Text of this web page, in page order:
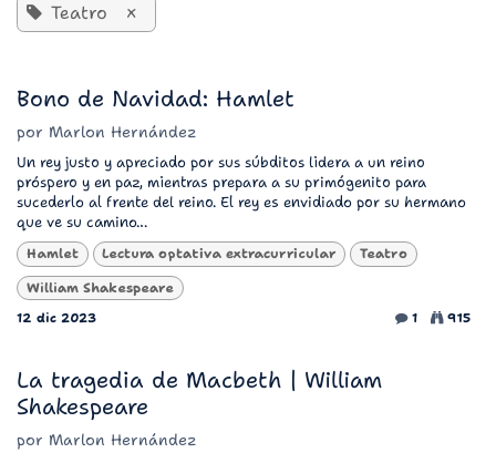
Teatro ×
Bono de Navidad: Hamlet
por Marlon Hernández
Un rey justo y apreciado por sus súbditos lidera a un reino
próspero y en paz, mientras prepara a su primógenito para
sucederlo al frente del reino. El rey es envidiado por su hermano
que ve su camino...
Hamlet Lectura optativa extracurricular
Teatro
William Shakespeare
12 dic 2023
1 915
La tragedia de Macbeth | William
Shakespeare
por Marlon Hernández